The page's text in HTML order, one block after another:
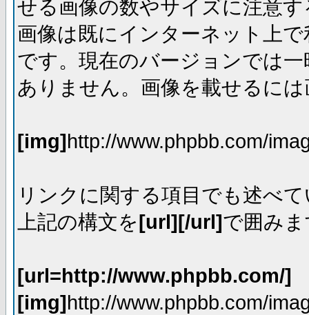
せる画像の数やサイズに注意
画像は既にインターネット上
です。現在のバージョンでは
ありません。画像を載せるに
[img]http://www.phpbb.com/
リンクに関する項目でも述べ
上記の構文を[url][/url]で囲み
[url=http://www.phpbb.com/]
[img]http://www.phpbb.com/